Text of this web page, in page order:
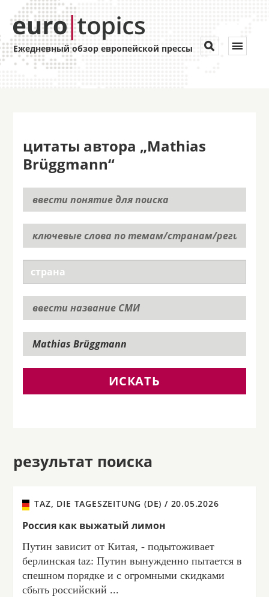
Ежедневный обзор европейской прессы Toggle


цитаты автора „Mathias
Brüggmann“
ИСКАТЬ
результат поиска
TAZ, DIE TAGESZEITUNG (DE) / 20.05.2026
Россия как выжатый лимон
Путин зависит от Китая, - подытоживает
берлинская taz: Путин вынужденно пытается в
спешном порядке и с огромными скидками
сбыть российский ...